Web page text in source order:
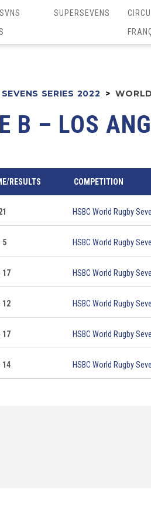
SUPERSEVENS
SERIES 2022 >
B – LOS
RESULTS COMPETITION
HSBC World Rugby
5 HSBC World Rugby
17 HSBC World Rugby
12 HSBC World Rugby
17 HSBC World Rugby
14 HSBC World Rugby